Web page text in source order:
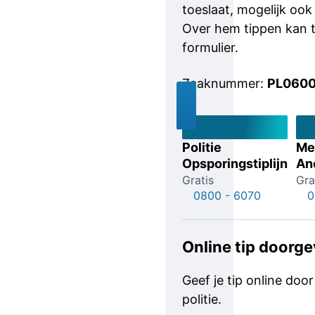
toeslaat, mogelijk
Over hem tippen kan
formulier.
Zaaknummer:
Politie
Opsporingstiplijn
Gratis
0800 - 6070
Online tip
Geef je tip online
politie.